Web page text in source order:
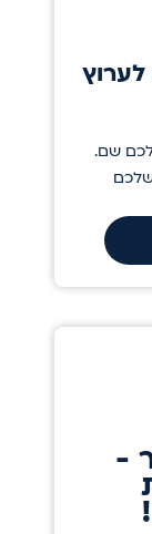
לכם שם.
שלכם
-